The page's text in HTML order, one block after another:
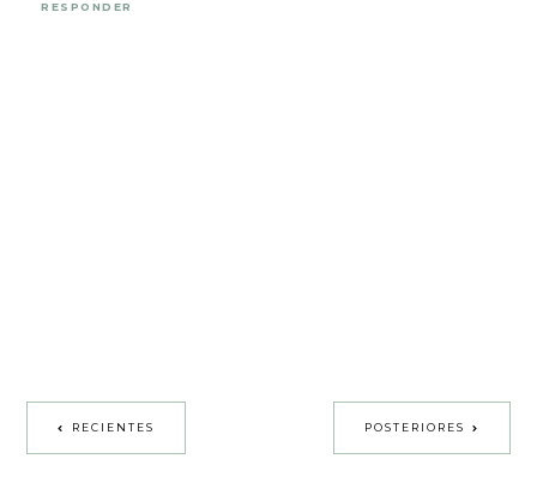
RESPONDER
RECIENTES POSTERIORES